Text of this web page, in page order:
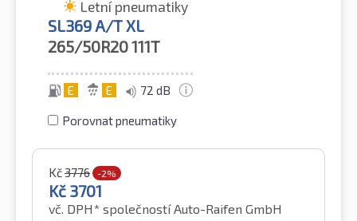
Letní pneumatiky
SL369 A/T XL
265/50R20111T
E E 72 dB
Porovnat pneumatiky
Kč3776 -2%
Kč 3701
vč. DPH* společností Auto-Raifen GmbH